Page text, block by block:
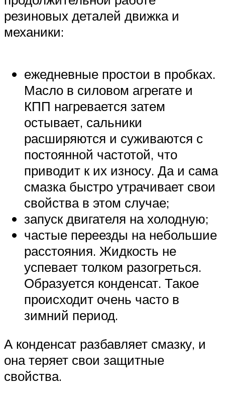
резиновых деталей движка и
механики:
ежедневные простои в пробках.
Масло в силовом агрегате и
КПП нагревается затем
остывает, сальники
расширяются и суживаются с
постоянной частотой, что
приводит к их износу. Да и сама
смазка быстро утрачивает свои
свойства в этом случае;
запуск двигателя на холодную;
частые переезды на небольшие
расстояния. Жидкость не
успевает толком разогреться.
Образуется конденсат. Такое
происходит очень часто в
зимний период.
А конденсат разбавляет смазку, и
она теряет свои защитные
свойства.